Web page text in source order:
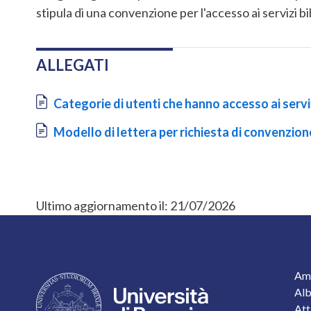
stipula di una convenzione per l'accesso ai servizi
ALLEGATI
Document
Categorie di utenti che hanno accesso ai
Document
Modello di lettera per richiesta di
Ultimo aggiornamento il: 21/07/2026